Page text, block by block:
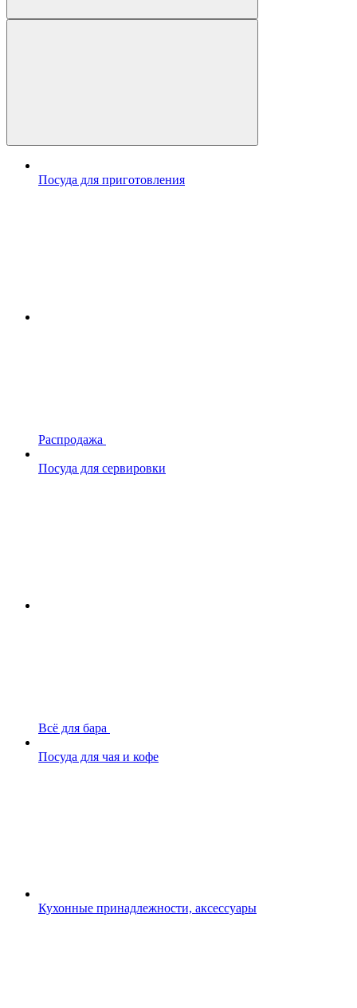
Посуда для приготовления
Распродажа
Посуда для сервировки
Всё для бара
Посуда для чая и кофе
Кухонные принадлежности, аксессуары